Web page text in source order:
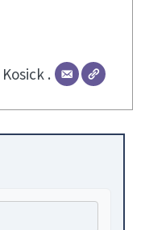
Kosick .